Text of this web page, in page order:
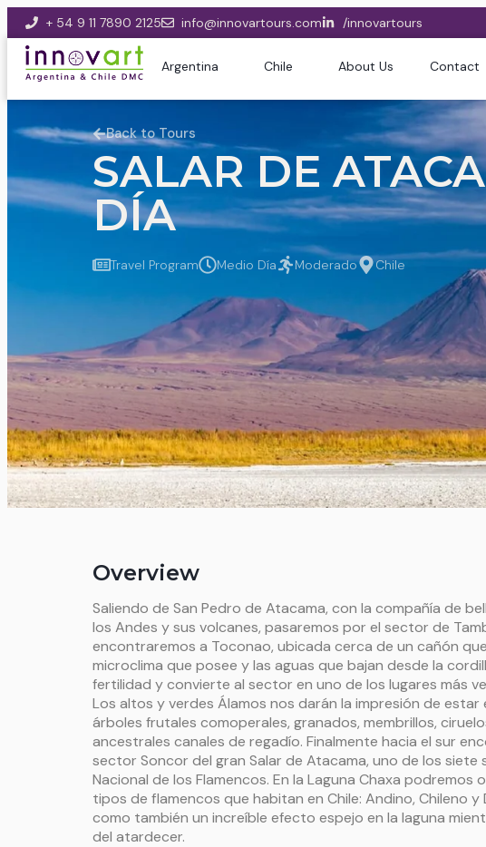
+ 54 9 11 7890 2125 info@innovartours.com /innovartours
Argentina Chile About Us Contact
Back to Tours
SALAR DE
DÍA
Travel Program Medio Día Moderado Chile
Overview
Saliendo de San Pedro de Atacama, con la compañía de
los Andes y sus volcanes, pasaremos por el sector de
encontraremos a Toconao, ubicada cerca de un cañón
microclima que posee y las aguas que bajan desde la
fertilidad y convierte al sector en uno de los lugares más
Los altos y verdes Álamos nos darán la impresión de estar
árboles frutales comoperales, granados, membrillos,
ancestrales canales de regadío. Finalmente hacia el sur
sector Soncor del gran Salar de Atacama, uno de los siete
Nacional de los Flamencos. En la Laguna Chaxa podremos
tipos de flamencos que habitan en Chile: Andino, Chileno y
como también un increíble efecto espejo en la laguna
del atardecer.